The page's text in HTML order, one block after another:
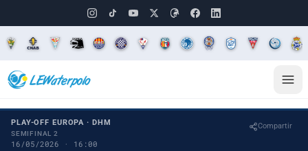
PLAY-OFF EUROPA · DHM
SEMIFINAL 2
16/05/2026 · 16:00
Compartir